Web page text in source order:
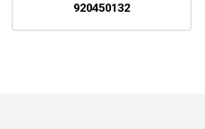
920450132